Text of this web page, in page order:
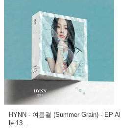
HYNN - 여름결 (Summer Grain) - EP
le 13...